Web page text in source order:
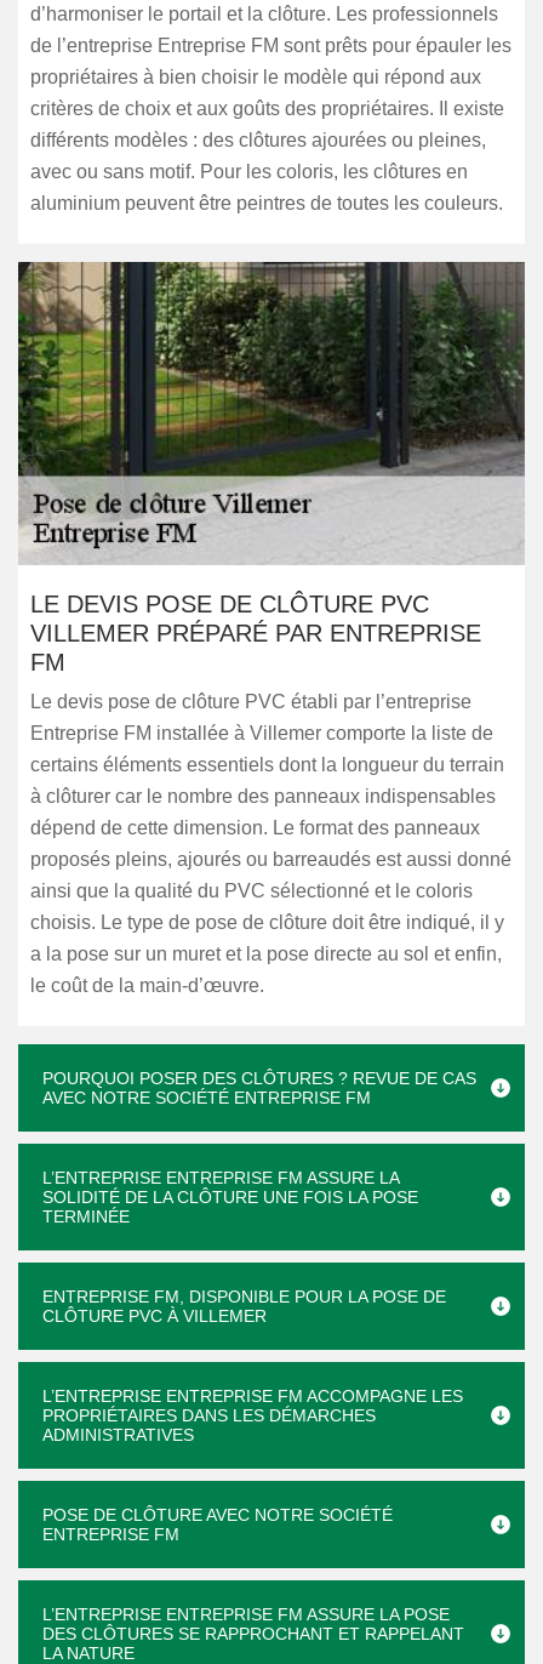
d’harmoniser le portail et la clôture. Les professionnels
de l’entreprise Entreprise FM sont prêts pour épauler les
propriétaires à bien choisir le modèle qui répond aux
critères de choix et aux goûts des propriétaires. Il existe
différents modèles : des clôtures ajourées ou pleines,
avec ou sans motif. Pour les coloris, les clôtures en
aluminium peuvent être peintres de toutes les couleurs.
LE DEVIS POSE DE CLÔTURE PVC
VILLEMER PRÉPARÉ PAR ENTREPRISE
FM
Le devis pose de clôture PVC établi par l’entreprise
Entreprise FM installée à Villemer comporte la liste de
certains éléments essentiels dont la longueur du terrain
à clôturer car le nombre des panneaux indispensables
dépend de cette dimension. Le format des panneaux
proposés pleins, ajourés ou barreaudés est aussi donné
ainsi que la qualité du PVC sélectionné et le coloris
choisis. Le type de pose de clôture doit être indiqué, il y
a la pose sur un muret et la pose directe au sol et enfin,
le coût de la main-d’œuvre.
POURQUOI POSER DES CLÔTURES ? REVUE DE CAS
AVEC NOTRE SOCIÉTÉ ENTREPRISE FM
L’ENTREPRISE ENTREPRISE FM ASSURE LA
SOLIDITÉ DE LA CLÔTURE UNE FOIS LA POSE
TERMINÉE
ENTREPRISE FM, DISPONIBLE POUR LA POSE DE
CLÔTURE PVC À VILLEMER
L’ENTREPRISE ENTREPRISE FM ACCOMPAGNE LES
PROPRIÉTAIRES DANS LES DÉMARCHES
ADMINISTRATIVES
POSE DE CLÔTURE AVEC NOTRE SOCIÉTÉ
ENTREPRISE FM
L’ENTREPRISE ENTREPRISE FM ASSURE LA POSE
DES CLÔTURES SE RAPPROCHANT ET RAPPELANT
LA NATURE